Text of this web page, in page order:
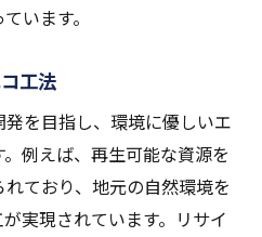
います。
工法
を目指し、環境に優しいエ
例えば、再生可能な資源を
ており、地元の自然環境を
実現されています。リサイ